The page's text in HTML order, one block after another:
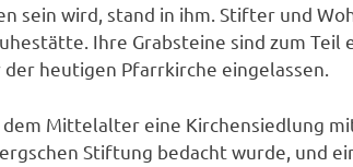
sein wird, stand in ihm. Stifter und
Ihre Grabsteine sind zum Teil
heutigen Pfarrkirche eingelassen.
Mittelalter eine Kirchensiedlung
Stiftung bedacht wurde, und